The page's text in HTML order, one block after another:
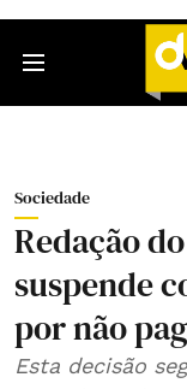
Sociedade
Redação
suspende
por não
Esta decisão